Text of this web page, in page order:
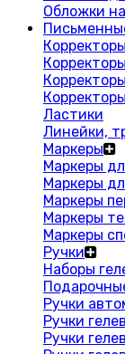
Обложки
Корректоры
Ластики
Линейки,
Маркеры
Маркеры
Маркеры
Маркеры
Маркеры
Маркеры
Ручки
Наборы
Ручки
Ручки
Ручки